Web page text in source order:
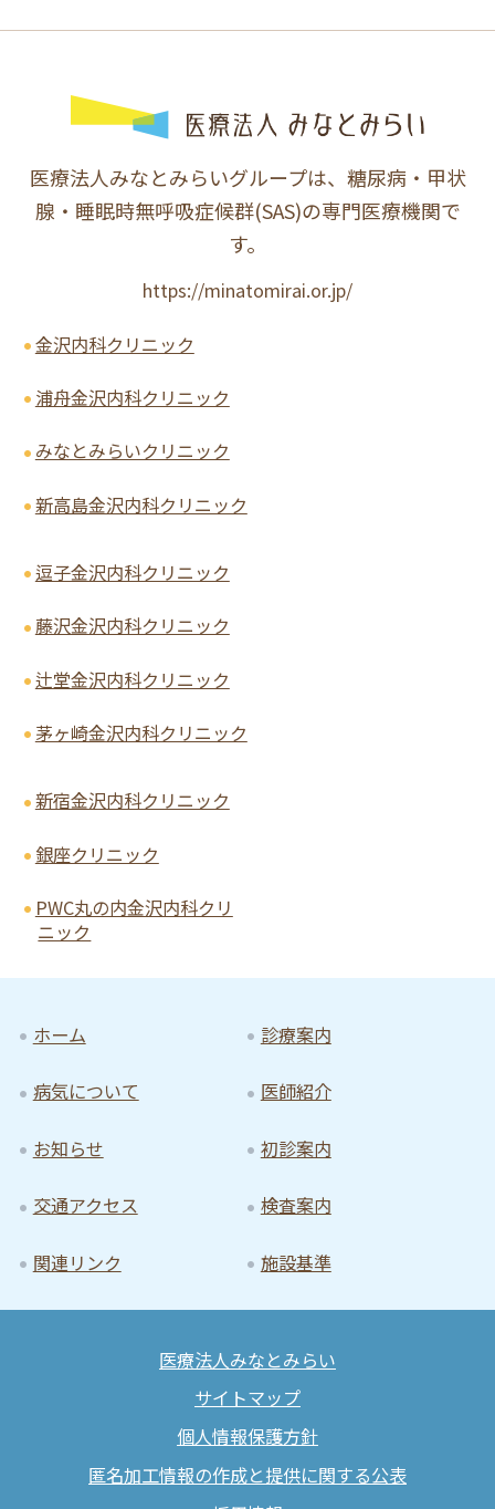
医療法人みなとみらいグループは、糖尿病・甲状
腺・睡眠時無呼吸症候群(SAS)の専門医療機関で
す。
https://minatomirai.or.jp/
金沢内科クリニック
浦舟金沢内科クリニック
みなとみらいクリニック
新高島金沢内科クリニック
逗子金沢内科クリニック
藤沢金沢内科クリニック
辻堂金沢内科クリニック
茅ヶ崎金沢内科クリニック
新宿金沢内科クリニック
銀座クリニック
PWC丸の内金沢内科クリ
ニック
ホーム 診療案内
病気について 医師紹介
お知らせ 初診案内
交通アクセス 検査案内
関連リンク 施設基準
医療法人みなとみらい
サイトマップ
個人情報保護方針
匿名加工情報の作成と提供に関する公表